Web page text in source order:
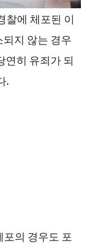
찰에 체포된 이
지 않는 경우
연히 유죄가 되
.
의 경우도 포